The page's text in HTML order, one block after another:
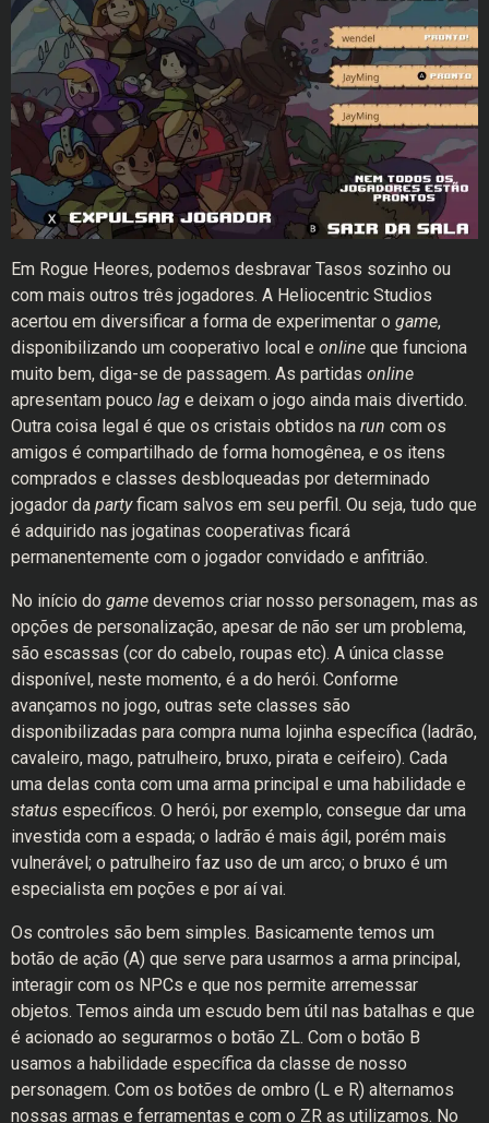
Em Rogue Heores, podemos desbravar Tasos sozinho ou
com mais outros três jogadores. A Heliocentric Studios
acertou em diversificar a forma de experimentar o game,
disponibilizando um cooperativo local e online que funciona
muito bem, diga-se de passagem. As partidas online
apresentam pouco lag e deixam o jogo ainda mais divertido.
Outra coisa legal é que os cristais obtidos na run com os
amigos é compartilhado de forma homogênea, e os itens
comprados e classes desbloqueadas por determinado
jogador da partyficam salvos em seu perfil. Ou seja, tudo que
é adquirido nas jogatinas cooperativas ficará
permanentemente com o jogador convidado e anfitrião.
No início do game devemos criar nosso personagem, mas as
opções de personalização, apesar de não ser um problema,
são escassas (cor do cabelo, roupas etc). A única classe
disponível, neste momento, é a do herói. Conforme
avançamos no jogo, outras sete classes são
disponibilizadas para compra numa lojinha específica (ladrão,
cavaleiro, mago, patrulheiro, bruxo, pirata e ceifeiro). Cada
uma delas conta com uma arma principal e uma habilidade e
status específicos. O herói, por exemplo, consegue dar uma
investida com a espada; o ladrão é mais ágil, porém mais
vulnerável; o patrulheiro faz uso de um arco; o bruxo é um
especialista em poções e por aí vai.
Os controles são bem simples. Basicamente temos um
botão de ação (A) que serve para usarmos a arma principal,
interagir com os NPCs e que nos permite arremessar
objetos. Temos ainda um escudo bem útil nas batalhas e que
é acionado ao segurarmos o botão ZL. Com o botão B
usamos a habilidade específica da classe de nosso
personagem. Com os botões de ombro (L e R) alternamos
nossas armas e ferramentas e com o ZR as utilizamos. No